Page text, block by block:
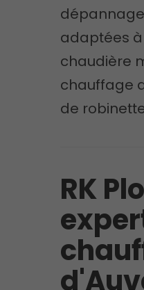
adaptées à
chaudière
chauffage
de
RK